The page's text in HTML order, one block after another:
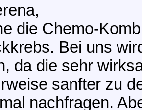
die Chemo-
Bei uns
da die sehr
sanfter zu
nachfragen.